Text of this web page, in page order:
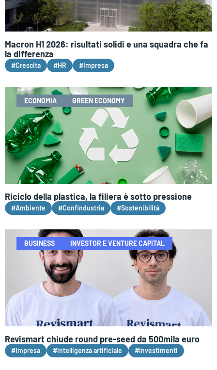
Macron H1 2026: risultati solidi e una squadra che fa
la differenza
#Crescita #HR #Impresa
ECONOMIA GREEN ECONOMY
Riciclo della plastica, la filiera è sotto pressione
#Ambiente #Confindustria #Sostenibilità
BUSINESS INVESTOR E VENTURE CAPITAL
Revismart chiude round pre-seed da 500mila euro
#Impresa #Intelligenza artificiale #Investimenti